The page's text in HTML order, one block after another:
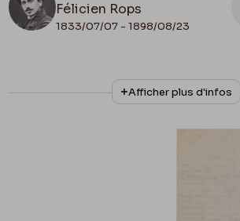
Félicien Rops
1833/07/07 - 1898/08/23
N° d'inventaire
LEpr/37
Belgique, Province de
Afficher plus d'infos